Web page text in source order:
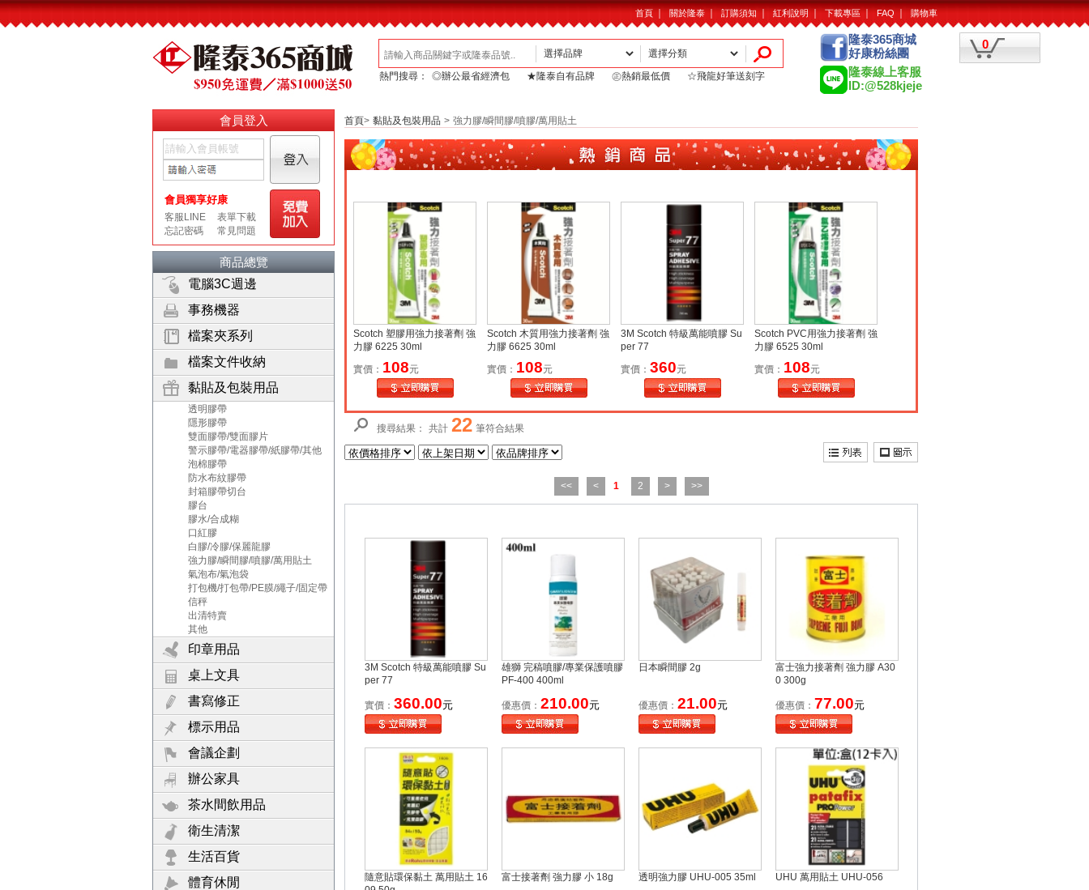
首頁｜ 關於隆泰｜ 訂購須知｜ 紅利說明｜ 下載專區｜ FAQ｜ 購物車
熱門搜尋： ◎辦公最省經濟包 ★隆泰自有品牌 ㊣熱銷最低價 ☆飛龍好筆送刻字
隆泰365商城
好康粉絲團
隆泰線上客服
ID:@528kjeje
會員登入
商品總覽
電腦3C週邊
事務機器
檔案夾系列
檔案文件收納
黏貼及包裝用品
透明膠帶
隱形膠帶
雙面膠帶/雙面膠片
警示膠帶/電器膠帶/紙膠帶/其他
泡棉膠帶
防水布紋膠帶
封箱膠帶切台
膠台
膠水/合成糊
口紅膠
白膠/冷膠/保麗龍膠
強力膠/瞬間膠/噴膠/萬用貼土
氣泡布/氣泡袋
打包機/打包帶/PE膜/繩子/固定帶
信秤
出清特賣
其他
印章用品
桌上文具
書寫修正
標示用品
會議企劃
辦公家具
茶水間飲用品
衛生清潔
生活百貨
體育休閒
首頁> 黏貼及包裝用品 > 強力膠/瞬間膠/噴膠/萬用貼土
Scotch 塑膠用強力接著劑 強
力膠 6225 30ml
實價： 108元
Scotch 木質用強力接著劑 強
力膠 6625 30ml
實價： 108元
3M Scotch 特級萬能噴膠 Su
per 77
實價： 360元
Scotch PVC用強力接著劑 強
力膠 6525 30ml
實價： 108元
搜尋結果： 共計 22 筆符合結果
<< < 1 2 > >>
3M Scotch 特級萬能噴膠 Su
per 77
實價： 360.00元
雄獅 完稿噴膠/專業保護噴膠
PF-400 400ml
優惠價： 210.00元
日本瞬間膠 2g
優惠價： 21.00元
富士強力接著劑 強力膠 A30
0 300g
優惠價： 77.00元
隨意貼環保黏土 萬用貼土 16
富士接著劑 強力膠 小 18g 透明強力膠 UHU-005 35ml UHU 萬用貼土 UHU-056
0